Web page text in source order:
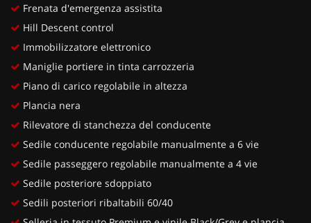
Frenata d'emergenza assistita
Hill Descent control
Immobilizzatore elettronico
Maniglie portiere in tinta carrozzeria
Piano di carico regolabile in altezza
Plancia nera
Rilevatore di stanchezza del conducente
Sedile conducente regolabile manualmente a 6 vie
Sedile passeggero regolabile manualmente a 4 vie
Sedile posteriore sdoppiato
Sedili posteriori ribaltabili 60/40